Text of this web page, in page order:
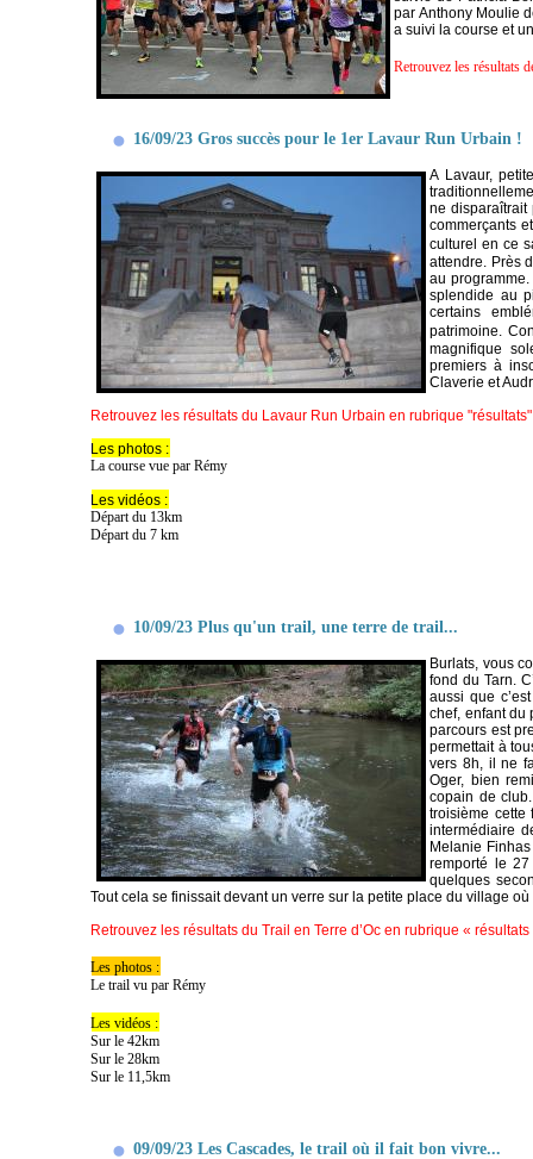
par Anthony Moulie
a suivi la course et
Retrouvez les résultats
16/09/23 Gros succès pour le 1er Lavaur Run Urbain !
A Lavaur,
ne disparaîtrait
commerçants
culturel en ce
attendre. Près
au
splendide au
certains
patrimoine.
magnifique
premiers à
Claverie et
Retrouvez les résultats du Lavaur Run Urbain en rubrique
Les photos :
La course vue par Rémy
Les vidéos :
Départ du 13km
Départ du 7 km
10/09/23 Plus qu'un trail, une terre de trail...
Burlats, vous
fond du Tarn.
aussi que
chef, enfant du
parcours est
permettait à
vers 8h, il ne
Oger, bien
copain de
troisième cette
intermédiaire
Melanie
remporté le
quelques
Tout cela se finissait devant un verre sur la petite place du village
Retrouvez les résultats du Trail en Terre d’Oc en rubrique «
Les photos :
Le trail vu par Rémy
Les vidéos :
Sur le 42km
Sur le 28km
Sur le 11,5km
09/09/23 Les Cascades, le trail où il fait bon vivre...